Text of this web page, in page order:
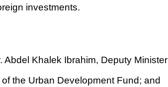
investments.
Khalek Ibrahim, Deputy Minister
the Urban Development Fund; and